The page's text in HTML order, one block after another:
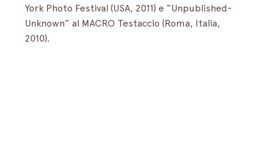
York Photo Festival (USA, 2011) e “Unpublished-
Unknown” al MACRO Testaccio (Roma, Italia,
2010).